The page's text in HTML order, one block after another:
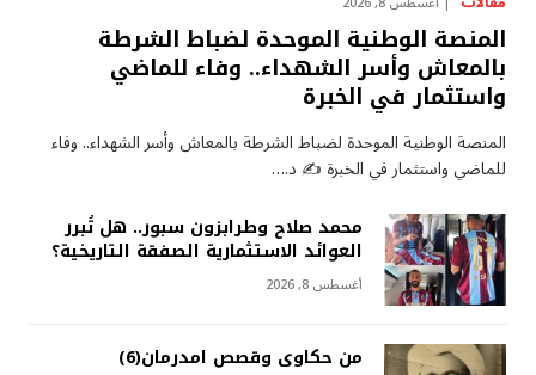
المنصة الوطنية الموحدة لضباط الشرطة
بالمعاش وأسر الشهداء.. وفاء للماضي
واستثمار في الخبرة
المنصة الوطنية الموحدة لضباط الشرطة بالمعاش وأسر الشهداء.. وفاء
للماضي واستثمار في الخبرة ✍️ د.…
محمد صلاح وطرابزون سبور.. هل تُبرر
العوائد الاستثمارية الصفقة التاريخية؟
أغسطس 8, 2026
من حكاوى وقصص امدرمان(6)